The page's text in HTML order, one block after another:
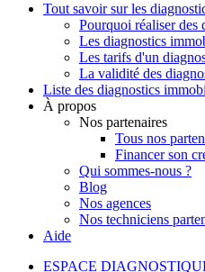
Tout savoir sur les
Pourquoi réaliser des
Les diagnostics
Les tarifs d'un
La validité des
Liste des diagnostics
À propos
Nos partenaires
Tous nos
Financer son
Qui sommes-nous ?
Blog
Nos agences
Nos techniciens
Aide
ESPACE